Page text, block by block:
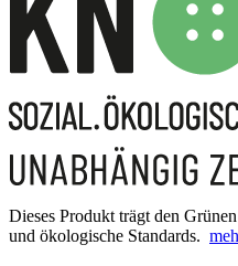
Dieses Produkt trägt den
und ökologische Standards.